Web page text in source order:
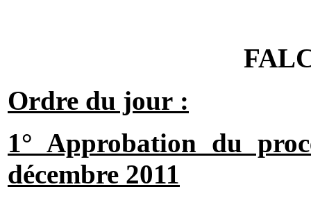
Ordre du jour :
1° Approbation du
décembre 2011